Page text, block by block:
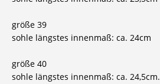
größe 39
sohle längstes innenmaß: ca. 24cm
größe 40
sohle längstes innenmaß: ca. 24,5cm.